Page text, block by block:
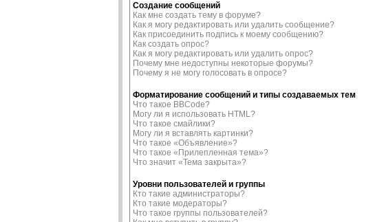
Создание сообщений
Как мне создать тему в форуме?
Как я могу редактировать или удалить сообщение?
Как присоединить подпись к моему сообщению?
Как создать опрос?
Как я могу редактировать или удалить опрос?
Почему мне недоступны некоторые форумы?
Почему я не могу голосовать в опросе?
Форматирование сообщений и типы создаваемых тем
Что такое BBCode?
Могу ли я использовать HTML?
Что такое смайлики?
Могу ли я вставлять картинки?
Что такое «Объявление»?
Что такое «Прилепленная тема»?
Что значит «Тема закрыта»?
Уровни пользователей и группы
Кто такие администраторы?
Кто такие модераторы?
Что такое группы пользователей?